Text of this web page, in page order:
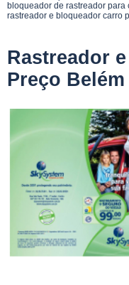
bloqueador de rastreador para
rastreador e bloqueador carro
Rastreador
Preço Belém